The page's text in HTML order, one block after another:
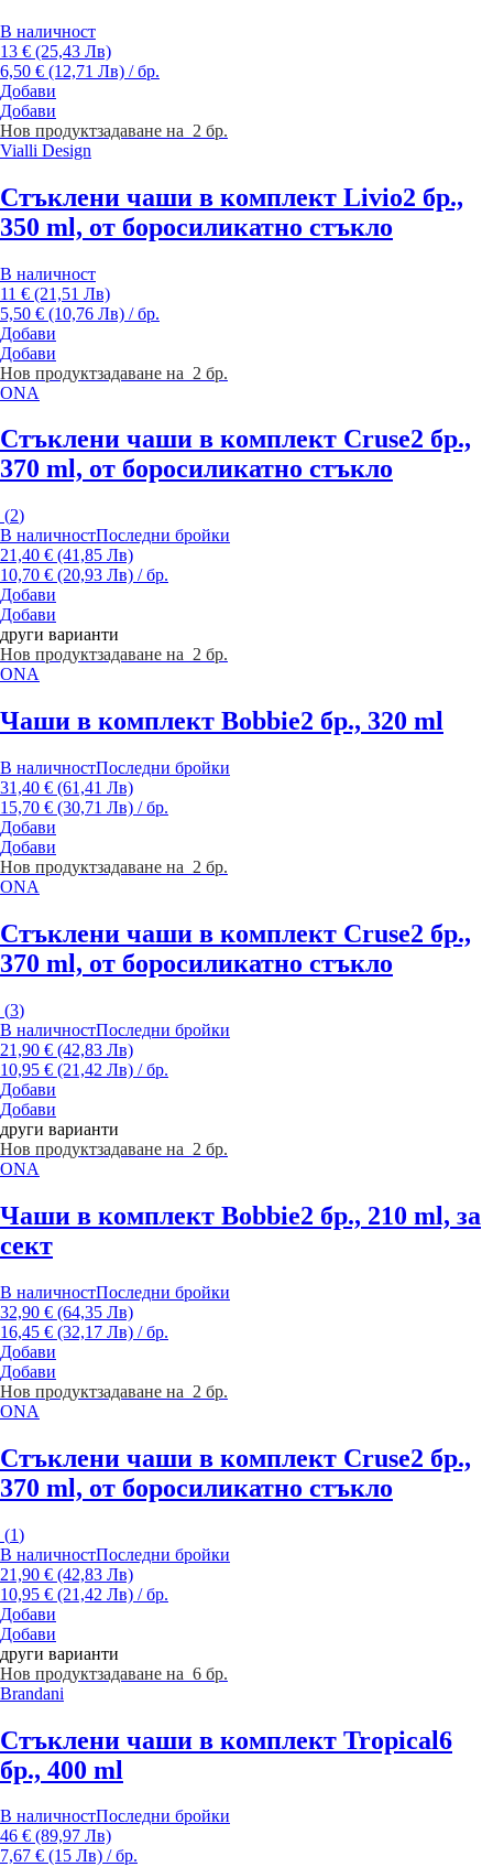
В наличност
13 € (25,43 Лв)
6,50 € (12,71 Лв) / бр.
Добави
Добави
Нов продуктзадаване на 2 бр.
Vialli Design
Стъклени чаши в комплект Livio2 бр.,
350 ml, от боросиликатно стъкло
В наличност
11 € (21,51 Лв)
5,50 € (10,76 Лв) / бр.
Добави
Добави
Нов продуктзадаване на 2 бр.
ONA
Стъклени чаши в комплект Cruse2 бр.,
370 ml, от боросиликатно стъкло
(2)
В наличностПоследни бройки
21,40 € (41,85 Лв)
10,70 € (20,93 Лв) / бр.
Добави
Добави
други варианти
Нов продуктзадаване на 2 бр.
ONA
Чаши в комплект Bobbie2 бр., 320 ml
В наличностПоследни бройки
31,40 € (61,41 Лв)
15,70 € (30,71 Лв) / бр.
Добави
Добави
Нов продуктзадаване на 2 бр.
ONA
Стъклени чаши в комплект Cruse2 бр.,
370 ml, от боросиликатно стъкло
(3)
В наличностПоследни бройки
21,90 € (42,83 Лв)
10,95 € (21,42 Лв) / бр.
Добави
Добави
други варианти
Нов продуктзадаване на 2 бр.
ONA
Чаши в комплект Bobbie2 бр., 210 ml, за
сект
В наличностПоследни бройки
32,90 € (64,35 Лв)
16,45 € (32,17 Лв) / бр.
Добави
Добави
Нов продуктзадаване на 2 бр.
ONA
Стъклени чаши в комплект Cruse2 бр.,
370 ml, от боросиликатно стъкло
(1)
В наличностПоследни бройки
21,90 € (42,83 Лв)
10,95 € (21,42 Лв) / бр.
Добави
Добави
други варианти
Нов продуктзадаване на 6 бр.
Brandani
Стъклени чаши в комплект Tropical6
бр., 400 ml
В наличностПоследни бройки
46 € (89,97 Лв)
7,67 € (15 Лв) / бр.